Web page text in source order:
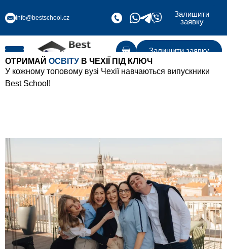
info@bestschool.cz
Залишити
заявку
Залишити заявку
ОТРИМАЙ ОСВІТУ В ЧЕХІЇ ПІД КЛЮЧ
У кожному топовому вузі Чехії навчаються випускники
Best School!